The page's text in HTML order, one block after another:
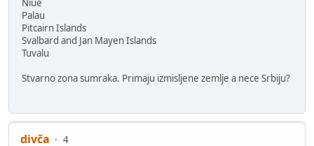
Niue
Palau
Pitcairn Islands
Svalbard and Jan Mayen Islands
Tuvalu
Stvarno zona sumraka. Primaju izmisljene zemlje a nece Srbiju?
divča
4